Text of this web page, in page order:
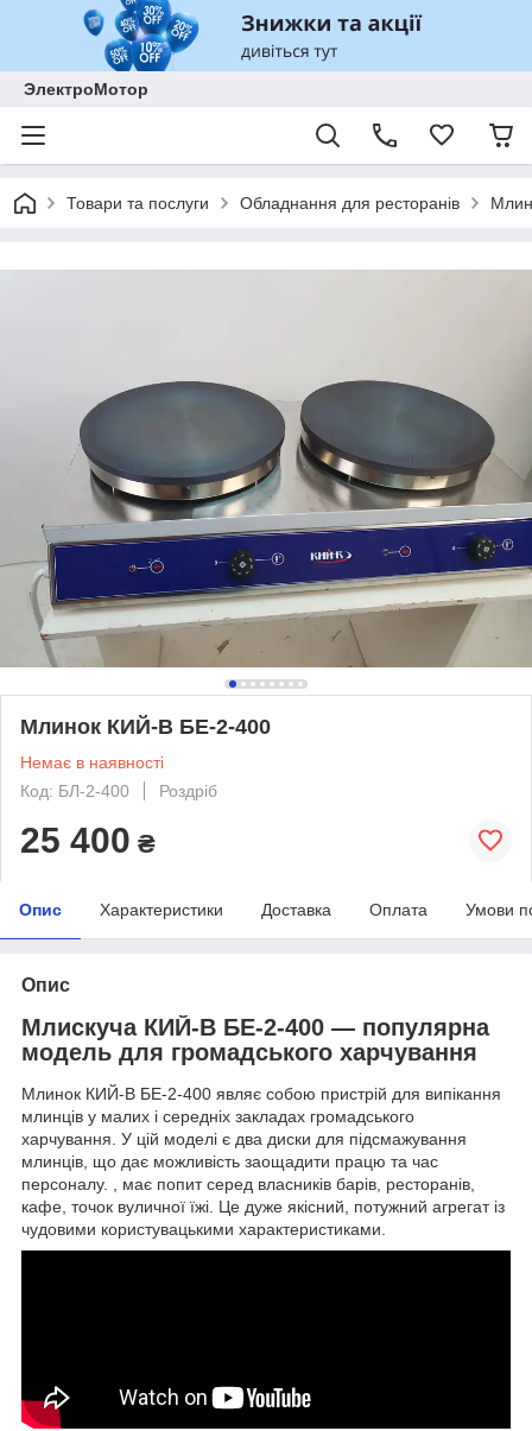
ЭлектроМотор
Товари та послуги Обладнання для ресторанів
Млинок КИЙ-В БЕ-2-400
Немає в наявності
Код: БЛ-2-400
Роздріб
25 400 ₴
Опис Характеристики Доставка Оплата Умови
Опис
Млискуча КИЙ-В БЕ-2-400 — популярна
модель для громадського харчування
Млинок КИЙ-В БЕ-2-400 являє собою пристрій для випікання
млинців у малих і середніх закладах громадського
харчування. У цій моделі є два диски для підсмажування
млинців, що дає можливість заощадити працю та час
персоналу. , має попит серед власників барів, ресторанів,
кафе, точок вуличної їжі. Це дуже якісний, потужний агрегат із
чудовими користувацькими характеристиками.